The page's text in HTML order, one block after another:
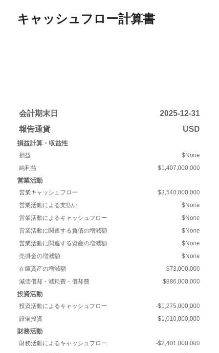
キャッシュフロー計算書
会計期末日
2025-12-31
報告通貨
USD
損益計算・収益性
損益
$None
純利益
$1,407,000,000
営業活動
営業キャッシュフロー
$3,540,000,000
営業活動による支払い
$None
営業活動によるキャッシュフロー
$None
営業活動に関連する負債の増減額
$None
営業活動に関連する資産の増減額
$None
売掛金の増減額
$None
在庫資産の増減額
-$73,000,000
減価償却・減耗費・償却費
$886,000,000
投資活動
投資活動によるキャッシュフロー
-$1,275,000,000
設備投資
$1,010,000,000
財務活動
財務活動によるキャッシュフロー
-$2,401,000,000